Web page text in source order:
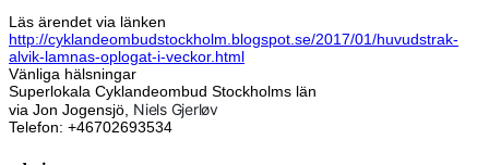
Läs ärendet via länken
http://cyklandeombudstockholm.blogspot.se/2017/01/huvudstrak-
alvik-lamnas-oplogat-i-veckor.html
Vänliga hälsningar
Superlokala Cyklandeombud Stockholms län
via Jon Jogensjö, Niels Gjerløv
Telefon: +46702693534